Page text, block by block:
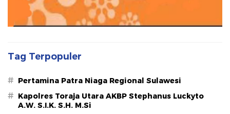
Tag Terpopuler
# Pertamina Patra Niaga Regional Sulawesi
# Kapolres Toraja Utara AKBP Stephanus Luckyto
A.W. S.I.K. S.H. M.Si